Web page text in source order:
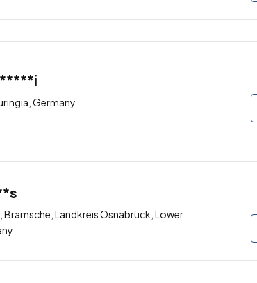
Germany
Bramsche, Landkreis Osnabrück, Lower